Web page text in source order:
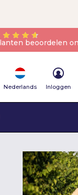
Nederlands Inloggen
beoordelen